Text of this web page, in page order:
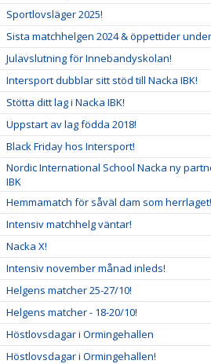
Sportlovsläger 2025!
Sista matchhelgen 2024 & öppettider
Julavslutning för Innebandyskolan!
Intersport dubblar sitt stöd till Nacka IBK!
Stötta ditt lag i Nacka IBK!
Uppstart av lag födda 2018!
Black Friday hos Intersport!
Nordic International School Nacka ny
IBK
Hemmamatch för såväl dam som herrlaget!
Intensiv matchhelg väntar!
Nacka X!
Intensiv november månad inleds!
Helgens matcher 25-27/10!
Helgens matcher - 18-20/10!
Höstlovsdagar i Ormingehallen
Höstlovsdagar i Ormingehallen!